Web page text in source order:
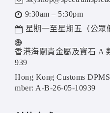
9:30am – 5:30pm
星期一至星期五（公眾
香港海關貴金屬及寶石 A
939
Hong Kong Customs
mber: A-B-26-05-10939